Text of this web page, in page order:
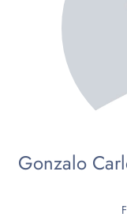
Gonzalo